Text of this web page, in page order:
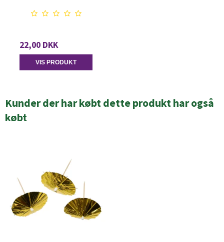
22,00 DKK
VIS PRODUKT
Kunder der har købt dette produkt har også
købt